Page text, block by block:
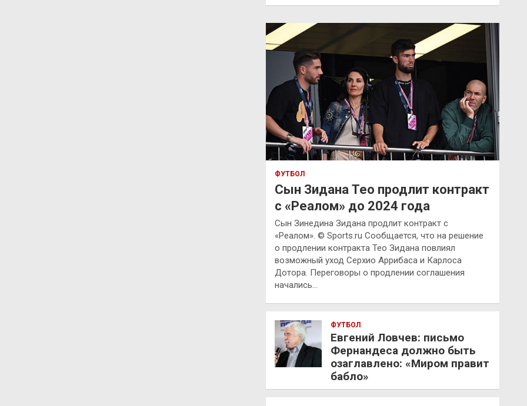
ФУТБОЛ
Сын Зидана Тео продлит контракт
с «Реалом» до 2024 года
Сын Зинедина Зидана продлит контракт с
«Реалом». © Sports.ru Сообщается, что на решение
о продлении контракта Тео Зидана повлиял
возможный уход Серхио Аррибаса и Карлоса
Дотора. Переговоры о продлении соглашения
начались…
ФУТБОЛ
Евгений Ловчев: письмо
Фернандеса должно быть
озаглавлено: «Миром правит
бабло»